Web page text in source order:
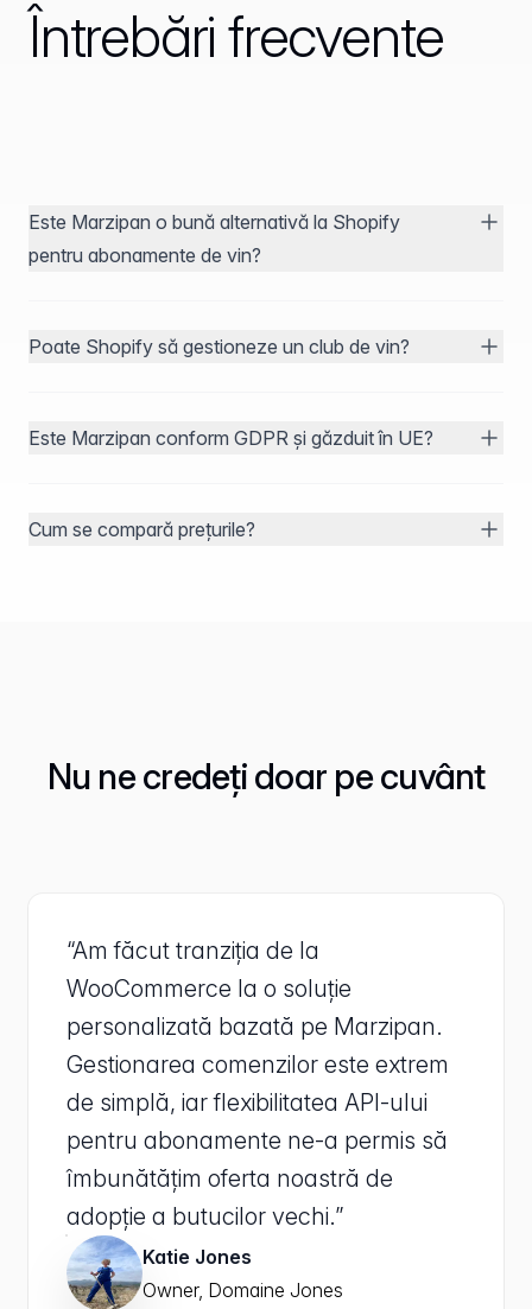
Întrebări frecvente
Este Marzipan o bună alternativă la Shopify
pentru abonamente de vin?
Poate Shopify să gestioneze un club de vin?
Este Marzipan conform GDPR și găzduit în UE?
Cum se compară prețurile?
Nu ne credeți doar pe cuvânt
“Am făcut tranziția de la
WooCommerce la o soluție
personalizată bazată pe Marzipan.
Gestionarea comenzilor este extrem
de simplă, iar flexibilitatea API-ului
pentru abonamente ne-a permis să
îmbunătățim oferta noastră de
adopție a butucilor vechi.”
Katie Jones
Owner, Domaine Jones